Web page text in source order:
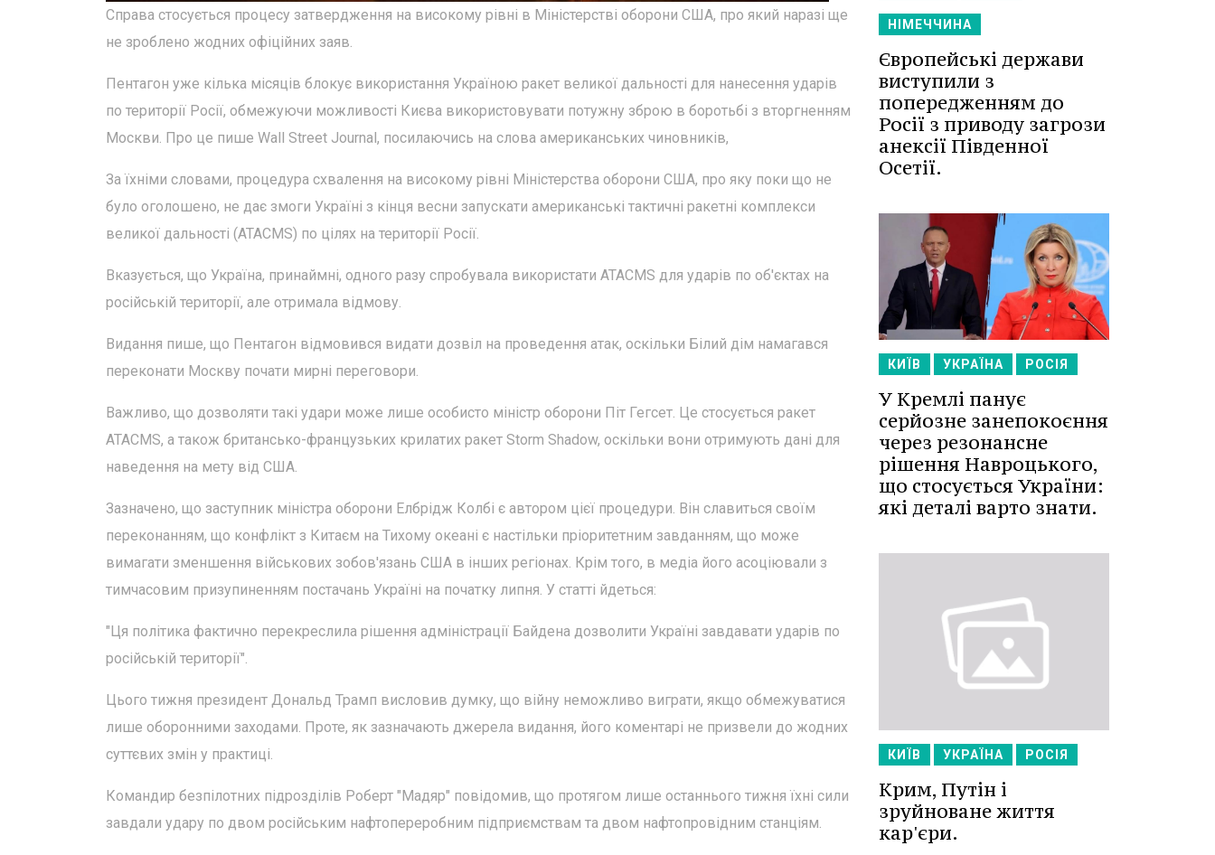
Справа стосується процесу затвердження на високому рівні в Міністерстві оборони США, про який наразі ще
не зроблено жодних офіційних заяв.
Пентагон уже кілька місяців блокує використання Україною ракет великої дальності для нанесення ударів
по території Росії, обмежуючи можливості Києва використовувати потужну зброю в боротьбі з вторгненням
Москви. Про це пише Wall Street Journal, посилаючись на слова американських чиновників,
За їхніми словами, процедура схвалення на високому рівні Міністерства оборони США, про яку поки що не
було оголошено, не дає змоги Україні з кінця весни запускати американські тактичні ракетні комплекси
великої дальності (ATACMS) по цілях на території Росії.
Вказується, що Україна, принаймні, одного разу спробувала використати ATACMS для ударів по об'єктах на
російській території, але отримала відмову.
Видання пише, що Пентагон відмовився видати дозвіл на проведення атак, оскільки Білий дім намагався
переконати Москву почати мирні переговори.
Важливо, що дозволяти такі удари може лише особисто міністр оборони Піт Гегсет. Це стосується ракет
ATACMS, а також британсько-французьких крилатих ракет Storm Shadow, оскільки вони отримують дані для
наведення на мету від США.
Зазначено, що заступник міністра оборони Елбрідж Колбі є автором цієї процедури. Він славиться своїм
переконанням, що конфлікт з Китаєм на Тихому океані є настільки пріоритетним завданням, що може
вимагати зменшення військових зобов'язань США в інших регіонах. Крім того, в медіа його асоціювали з
тимчасовим призупиненням постачань Україні на початку липня. У статті йдеться:
"Ця політика фактично перекреслила рішення адміністрації Байдена дозволити Україні завдавати ударів по
російській території".
Цього тижня президент Дональд Трамп висловив думку, що війну неможливо виграти, якщо обмежуватися
лише оборонними заходами. Проте, як зазначають джерела видання, його коментарі не призвели до жодних
суттєвих змін у практиці.
Командир безпілотних підрозділів Роберт "Мадяр" повідомив, що протягом лише останнього тижня їхні сили
завдали удару по двом російським нафтопереробним підприємствам та двом нафтопровідним станціям.
НІМЕЧЧИНА
Європейські держави
виступили з
попередженням до
Росії з приводу загрози
анексії Південної
Осетії.
КИЇВ УКРАЇНА РОСІЯ
У Кремлі панує
серйозне занепокоєння
через резонансне
рішення Навроцького,
що стосується України:
які деталі варто знати.
КИЇВ УКРАЇНА РОСІЯ
Крим, Путін і
зруйноване життя
кар'єри.